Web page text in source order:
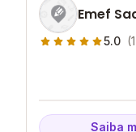
Emef
5.0
Saiba